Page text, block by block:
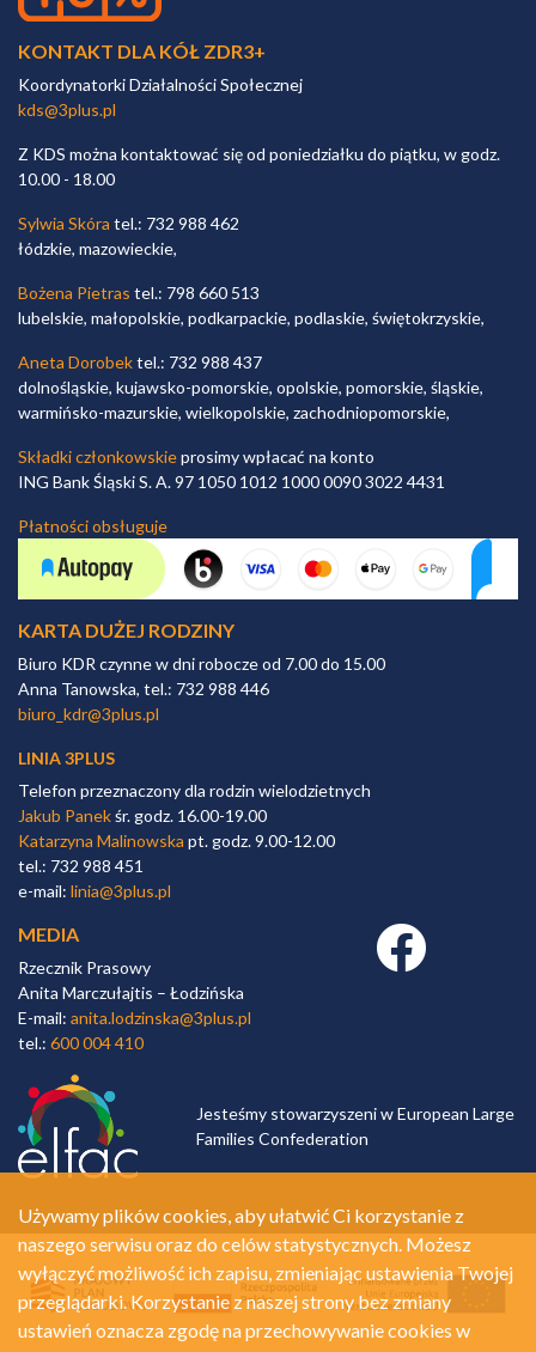
KONTAKT DLA KÓŁ ZDR3+
Koordynatorki Działalności Społecznej
kds@3plus.pl
Z KDS można kontaktować się od poniedziałku do piątku, w godz.
10.00 - 18.00
Sylwia Skóra tel.: 732 988 462
łódzkie, mazowieckie,
Bożena Pietras tel.: 798 660 513
lubelskie, małopolskie, podkarpackie, podlaskie, świętokrzyskie,
Aneta Dorobektel.: 732 988 437
dolnośląskie, kujawsko-pomorskie, opolskie, pomorskie, śląskie,
warmińsko-mazurskie, wielkopolskie, zachodniopomorskie,
Składki członkowskieprosimy wpłacać na konto
ING Bank Śląski S. A. 97 1050 1012 1000 0090 3022 4431
Płatności obsługuje
KARTA DUŻEJ RODZINY
Biuro KDR czynne w dni robocze od 7.00 do 15.00
Anna Tanowska, tel.: 732 988 446
biuro_kdr@3plus.pl
LINIA 3PLUS
Telefon przeznaczony dla rodzin wielodzietnych
Jakub Panekśr. godz. 16.00-19.00
Katarzyna Malinowska pt. godz. 9.00-12.00
tel.: 732 988 451
e-mail: linia@3plus.pl
MEDIA
Rzecznik Prasowy
Anita Marczułajtis – Łodzińska
E-mail: anita.lodzinska@3plus.pl
tel.: 600 004 410
Facebook link
Jesteśmy stowarzyszeni w European Large
Families Confederation
Używamy plików cookies, aby ułatwić Ci korzystanie z
naszego serwisu oraz do celów statystycznych. Możesz
wyłączyć możliwość ich zapisu, zmieniając ustawienia Twojej
przeglądarki. Korzystanie z naszej strony bez zmiany
ustawień oznacza zgodę na przechowywanie cookies w